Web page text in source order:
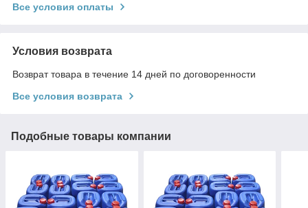
Все условия оплаты
Условия возврата
Возврат товара в течение 14 дней по договоренности
Все условия возврата
Подобные товары компании